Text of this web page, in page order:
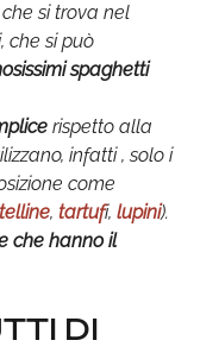
si trova nel
che si può
spaghetti
rispetto alla
infatti , solo i
come
telline, tartufi, lupini).
che hanno il
DI